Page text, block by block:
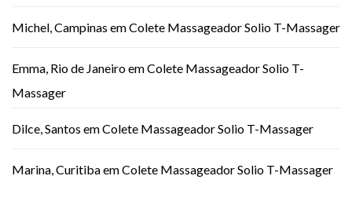
Michel, Campinas emColete Massageador Solio T-Massager
Emma, Rio de JaneiroemColete Massageador Solio T-
Massager
Dilce, Santos emColete Massageador Solio T-Massager
Marina, CuritibaemColete Massageador Solio T-Massager